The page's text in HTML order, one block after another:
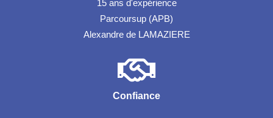
15 ans d'expérience
Parcoursup (APB)
Alexandre de LAMAZIERE
Confiance